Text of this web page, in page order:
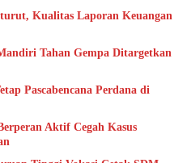
Kualitas Laporan Keuangan
Tahan Gempa Ditargetkan
Pascabencana Perdana di
Aktif Cegah Kasus